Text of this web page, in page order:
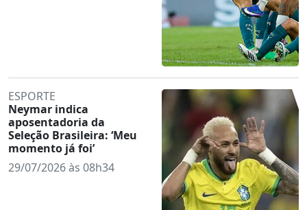
ESPORTE
Neymar indica
aposentadoria da
Seleção Brasileira: ‘Meu
momento já foi’
29/07/2026 às 08h34